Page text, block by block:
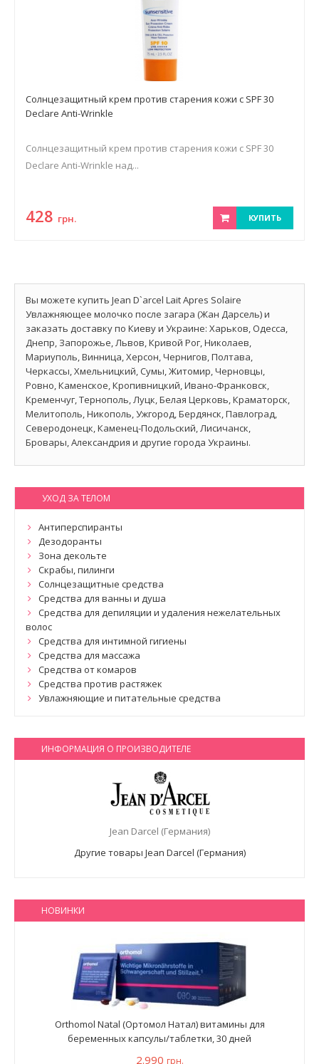
Солнцезащитный крем против старения кожи с SPF 30
Declare Anti-Wrinkle
Солнцезащитный крем против старения кожи с SPF 30
Declare Anti-Wrinkle над...
428 грн. КУПИТЬ
Вы можете купить Jean D`arcel Lait Apres Solaire
Увлажняющее молочко после загара (Жан Дарсель) и
заказать доставку по Киеву и Украине: Харьков, Одесса,
Днепр, Запорожье, Львов, Кривой Рог, Николаев,
Мариуполь, Винница, Херсон, Чернигов, Полтава,
Черкассы, Хмельницкий, Сумы, Житомир, Черновцы,
Ровно, Каменское, Кропивницкий, Ивано-Франковск,
Кременчуг, Тернополь, Луцк, Белая Церковь, Краматорск,
Мелитополь, Никополь, Ужгород, Бердянск, Павлоград,
Северодонецк, Каменец-Подольский, Лисичанск,
Бровары, Александрия и другие города Украины.
УХОД ЗА ТЕЛОМ
Антиперспиранты
Дезодоранты
Зона декольте
Скрабы, пилинги
Солнцезащитные средства
Средства для ванны и душа
Средства для депиляции и удаления нежелательных
волос
Средства для интимной гигиены
Средства для массажа
Средства от комаров
Средства против растяжек
Увлажняющие и питательные средства
ИНФОРМАЦИЯ О ПРОИЗВОДИТЕЛЕ
Jean Darcel (Германия)
Другие товары Jean Darcel (Германия)
НОВИНКИ
Orthomol Natal (Ортомол Натал) витамины для
беременных капсулы/таблетки, 30 дней
2.990 грн.